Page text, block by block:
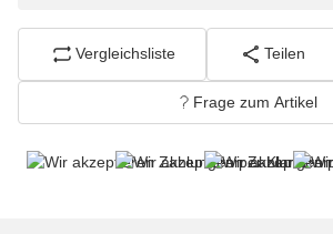
Vergleichsliste Teilen
Frage zum Artikel